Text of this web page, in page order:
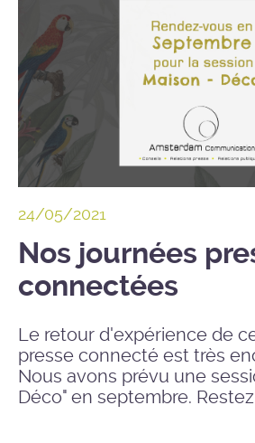
24/05/2021
Nos journées
connectées
Le retour d'expérience de
presse connecté est très
Nous avons prévu une
Déco" en septembre.